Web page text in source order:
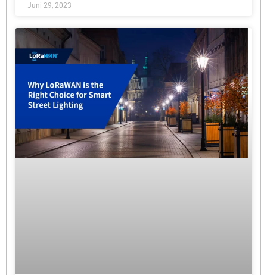
Juni 29, 2023